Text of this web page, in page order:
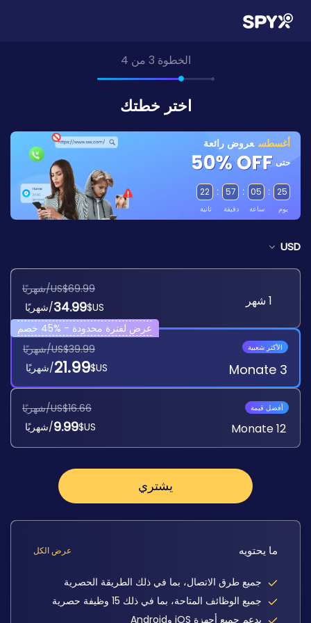
الخطوة 3 من 4
اختر خطتك
أغسطس عروض رائعة
حتى
25
:
05
:
57
:
22
يوم ساعة دقيقة ثانية
USD
1 شهر US$
34.99/شهريًا
US$69.99/شهريًا
الأكثر شعبية
3 Monate
US$
21.99/شهريًا
US$39.99/شهريًا
عرض لفترة محدودة - 45% خصم
أفضل قيمة
12 Monate
US$
9.99/شهريًا
US$16.66/شهريًا
يشتري
ما يحتويه عرض الكل
جميع طرق الاتصال، بما في ذلك الطريقة الحصرية
جميع الوظائف المتاحة، بما في ذلك 15 وظيفة حصرية
يدعم جميع أجهزة iOS وAndroid